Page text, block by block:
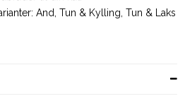
And, Tun & Kylling, Tun & Laks